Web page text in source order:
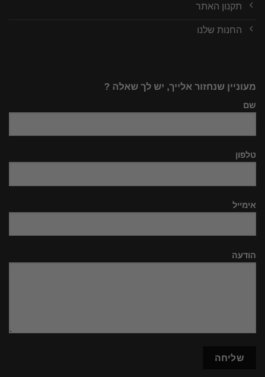
תקנון האתר
החנות שלנו
מעוניין שנחזור אלייך, יש לך שאלה ?
שם
טלפון
אימייל
הודעה